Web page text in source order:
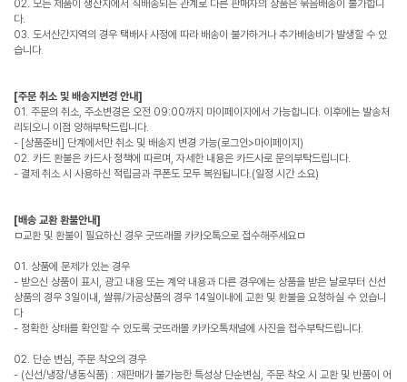
02. 모든 제품이 생산지에서 직배송되는 관계로 다른 판매자의 상품은 묶음배송이 불가합니
다.
03. 도서산간지역의 경우 택배사 사정에 따라 배송이 불가하거나 추가배송비가 발생할 수 있
습니다.
[주문 취소 및 배송지변경 안내]
01. 주문의 취소, 주소변경은 오전 09:00까지 마이페이지에서 가능합니다. 이후에는 발송처
리되오니 이점 양해부탁드립니다.
- [상품준비] 단계에서만 취소 및 배송지 변경 가능(로그인>마이페이지)
02. 카드 환불은 카드사 정책에 따르며, 자세한 내용은 카드사로 문의부탁드립니다.
- 결제 취소 시 사용하신 적립금과 쿠폰도 모두 복원됩니다.(일정 시간 소요)
[배송 교환 환불안내]
ㅁ교환 및 환불이 필요하신 경우 굿뜨래몰 카카오톡으로 접수해주세요ㅁ
01. 상품에 문제가 있는 경우
- 받으신 상품이 표시, 광고 내용 또는 계약 내용과 다른 경우에는 상품을 받은 날로부터 신선
상품의 경우 3일이내, 쌀류/가공상품의 경우 14일이내에 교환 및 환불을 요청하실 수 있습니
다
- 정확한 상태를 확인할 수 있도록 굿뜨래몰 카카오톡채널에 사진을 접수부탁드립니다.
02. 단순 변심, 주문 착오의 경우
- (신선/냉장/냉동식품) : 재판매가 불가능한 특성상 단순변심, 주문 착오 시 교환 및 반품이 어